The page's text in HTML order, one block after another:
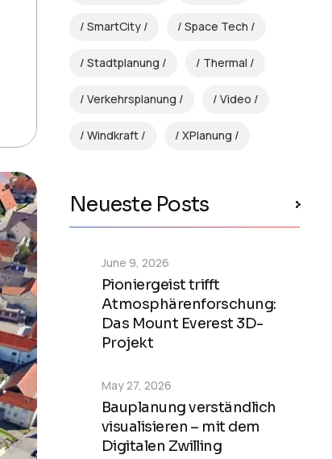
SmartCity Space Tech
Stadtplanung Thermal
Verkehrsplanung Video
Windkraft XPlanung
Neueste Posts
Pioniergeist trifft
Atmosphärenforschung:
Das Mount Everest 3D-
Projekt
June 9, 2026
Bauplanung verständlich
visualisieren – mit dem
Digitalen Zwilling
May 27, 2026